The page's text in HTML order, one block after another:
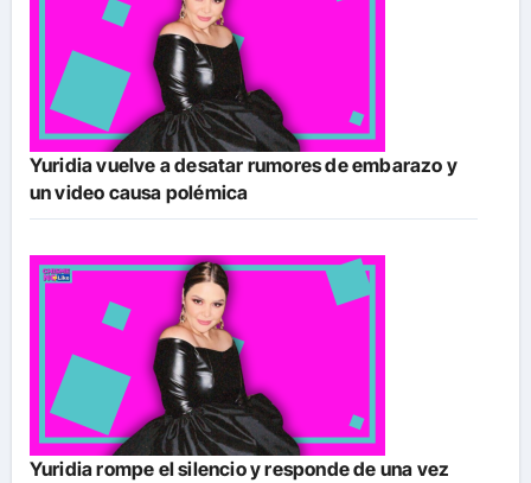
Yuridia vuelve a desatar rumores de embarazo y
un video causa polémica
Yuridia rompe el silencio y responde de una vez